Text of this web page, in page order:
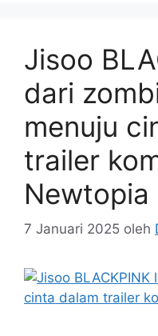
Jisoo
dari
menuju
trailer
Newtopia
7 Januari 2025 oleh